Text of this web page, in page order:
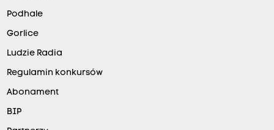
Podhale
Gorlice
Ludzie Radia
Regulamin konkursów
Abonament
BIP